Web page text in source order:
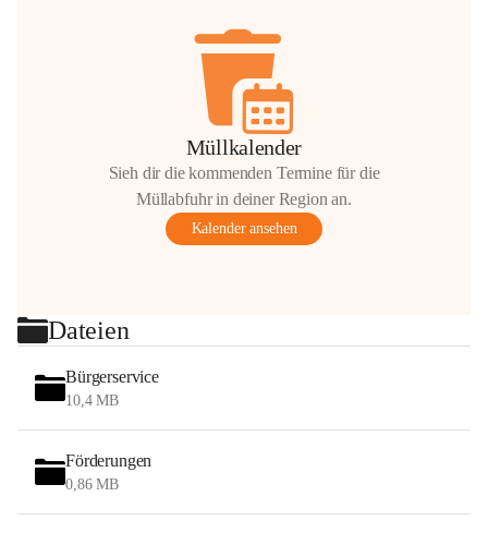
Müllkalender
Sieh dir die kommenden Termine für die
Müllabfuhr in deiner Region an.
Kalender ansehen
Dateien
Bürgerservice
10,4 MB
Förderungen
0,86 MB